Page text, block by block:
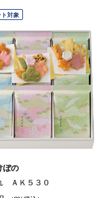
ト対象
ぼの
ＡＫ５３０